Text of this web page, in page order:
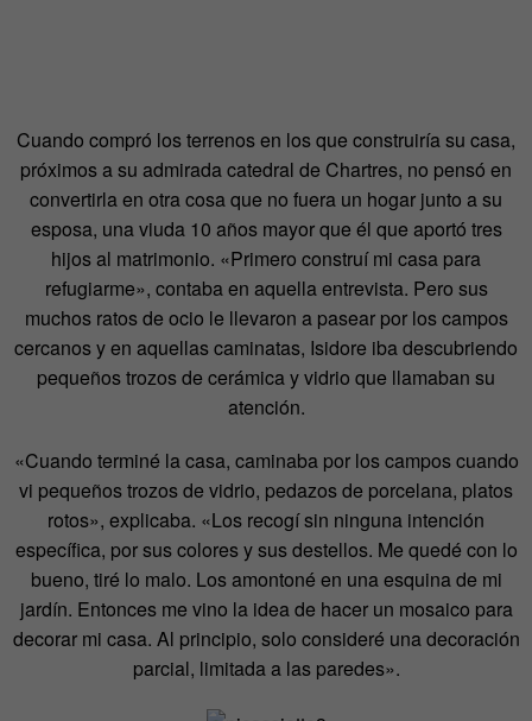
Cuando compró los terrenos en los que construiría su casa,
próximos a su admirada catedral de Chartres, no pensó en
convertirla en otra cosa que no fuera un hogar junto a su
esposa, una viuda 10 años mayor que él que aportó tres
hijos al matrimonio. «Primero construí mi casa para
refugiarme», contaba en aquella entrevista. Pero sus
muchos ratos de ocio le llevaron a pasear por los campos
cercanos y en aquellas caminatas, Isidore iba descubriendo
pequeños trozos de cerámica y vidrio que llamaban su
atención.
«Cuando terminé la casa, caminaba por los campos cuando
vi pequeños trozos de vidrio, pedazos de porcelana, platos
rotos», explicaba. «Los recogí sin ninguna intención
específica, por sus colores y sus destellos. Me quedé con lo
bueno, tiré lo malo. Los amontoné en una esquina de mi
jardín. Entonces me vino la idea de hacer un mosaico para
decorar mi casa. Al principio, solo consideré una decoración
parcial, limitada a las paredes».